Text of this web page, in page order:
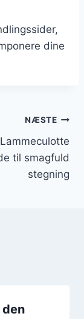
dine
NÆSTE
Lammeculotte
til smagfuld
stegning